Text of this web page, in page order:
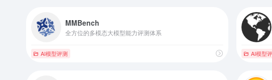
MMBench
全方位的多模态大模型能力评测体系
AI模型评测 AI模型